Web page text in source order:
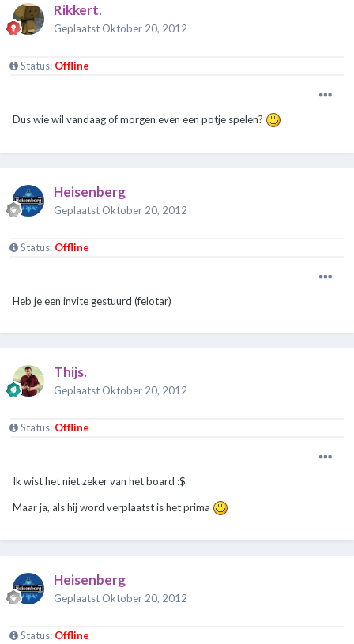
Rikkert.
Geplaatst Oktober 20, 2012
Status: Offline
Dus wie wil vandaag of morgen even een potje spelen?
Heisenberg
Geplaatst Oktober 20, 2012
Status: Offline
Heb je een invite gestuurd (felotar)
Thijs.
Geplaatst Oktober 20, 2012
Status: Offline
Ik wist het niet zeker van het board :$
Maar ja, als hij word verplaatst is het prima
Heisenberg
Geplaatst Oktober 20, 2012
Status: Offline